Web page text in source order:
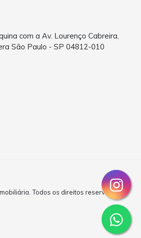
com a Av. Lourenço Cabreira,
São Paulo - SP 04812-010
Todos os direitos reservados.